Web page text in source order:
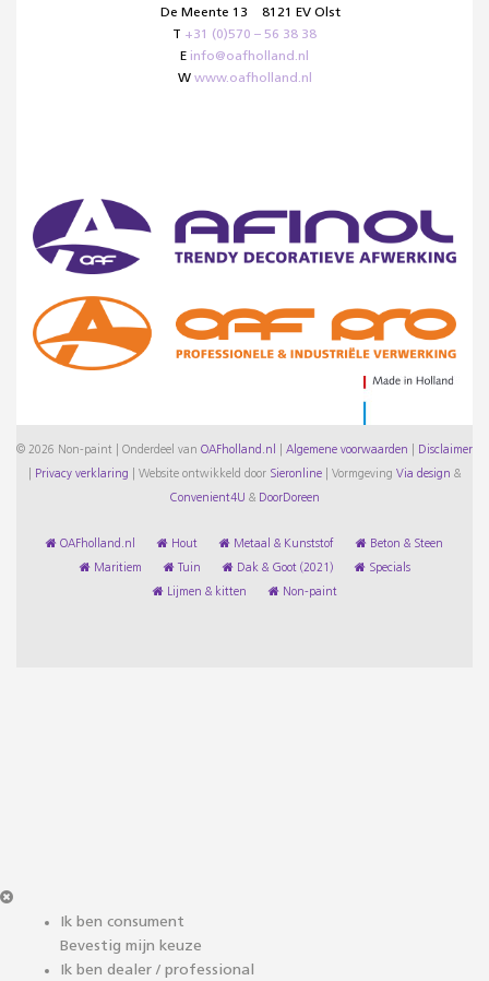
De Meente 13
8121 EV Olst
T +31 (0)570 – 56 38 38
E info@oafholland.nl
W www.oafholland.nl
© 2026 Non-paint | Onderdeel van OAFholland.nl Algemene voorwaarden Disclaimer
Privacy verklaring Website ontwikkeld door Sieronline Vormgeving Via design &
Convenient4U & DoorDoreen
OAFholland.nl Hout Metaal & Kunststof Beton & Steen
Maritiem Tuin Dak & Goot (2021) Specials
Lijmen & kitten Non-paint
Ik ben consument
Bevestig mijn keuze
Ik ben dealer / professional